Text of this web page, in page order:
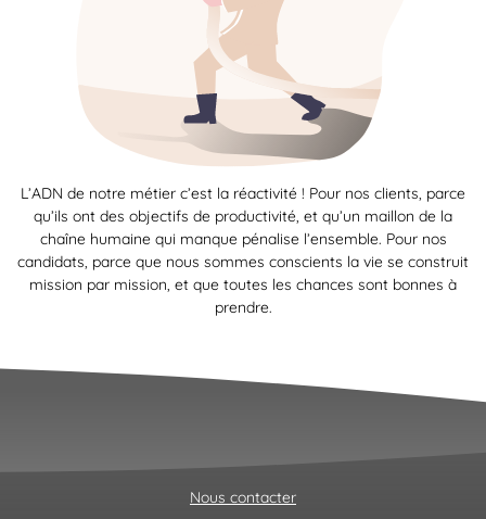
L’ADN de notre métier c’est la réactivité ! Pour nos clients, parce
qu’ils ont des objectifs de productivité, et qu’un maillon de la
chaîne humaine qui manque pénalise l’ensemble. Pour nos
candidats, parce que nous sommes conscients la vie se construit
mission par mission, et que toutes les chances sont bonnes à
prendre.
Nous contacter